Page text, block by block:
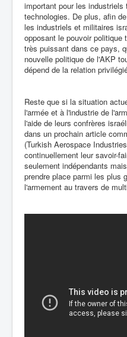
important pour les
technologies. De plus, afin
les industriels et militaires
opposant le pouvoir
très puissant dans ce pays,
nouvelle politique de l'AKP
dépend de la relation
Reste que si la situation
l'armée et à l'industrie de
l'aide de leurs confrères
dans un prochain article
(Turkish Aerospace
continuellement leur savoir-
seulement indépendants
prendre place parmi les plus
l'armement au travers de